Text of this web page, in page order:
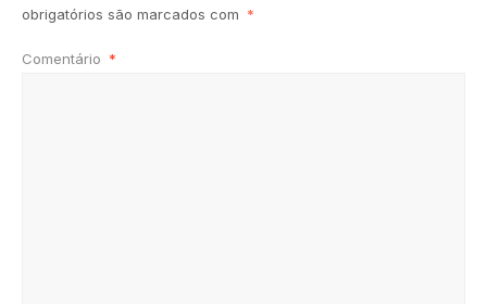
obrigatórios são marcados com *
Comentário *